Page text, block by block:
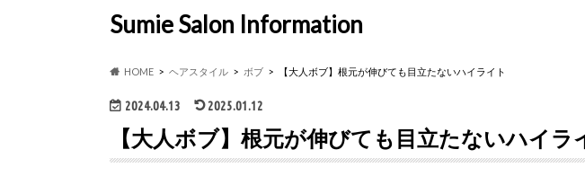
Sumie Salon Information
HOME ヘアスタイル ボブ 【大人ボブ】根元が伸びても目立たないハイライト
2024.04.13 2025.01.12
【大人ボブ】根元が伸びても目立たないハイラ